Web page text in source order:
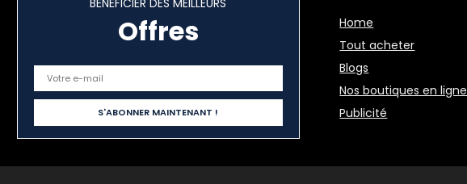
BÉNÉFICIER DES MEILLEURS
Offres
Home
Tout acheter
Blogs
Nos boutiques en ligne
Publicité